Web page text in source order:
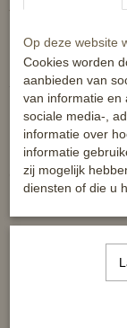
- doorgeweven met
Reacties
Ook interessant
Op deze website
Cookies worden
aanbieden van
van informatie en
sociale media-,
informatie over
informatie
zij mogelijk
diensten of die u